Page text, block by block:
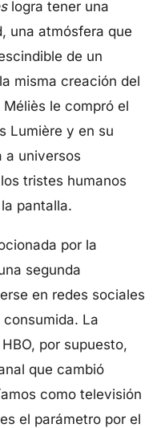
logra tener una
una atmósfera que
de un
misma creación del
le compró el
Lumière y en su
a universos
tristes humanos
pantalla.
por la
segunda
en redes sociales
La
por supuesto,
que cambió
como televisión
el parámetro por el